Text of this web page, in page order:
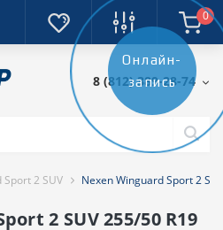
0
8 (812) 389-28-74
2 SUV Nexen Winguard Sport 2
2 SUV 255/50 R19
Онлайн-
запись